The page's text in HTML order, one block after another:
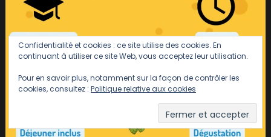
Confidentialité et cookies : ce site utilise des cookies. En
continuant à utiliser ce site Web, vous acceptez leur utilisation.
Pour en savoir plus, notamment sur la façon de contrôler les
cookies, consultez : Politique relative aux cookies